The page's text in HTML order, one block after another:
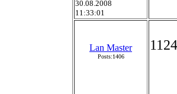
30.08.2008
11:33:01
Lan Master
Posts:1406